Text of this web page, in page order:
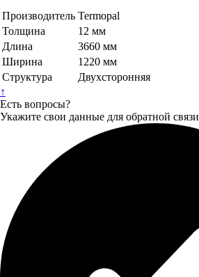
Производитель Termopal
Толщина
12 мм
Длина
3660 мм
Ширина
1220 мм
Структура
Двухсторонняя
↑
Есть вопросы?
Укажите свои данные для обратной связи